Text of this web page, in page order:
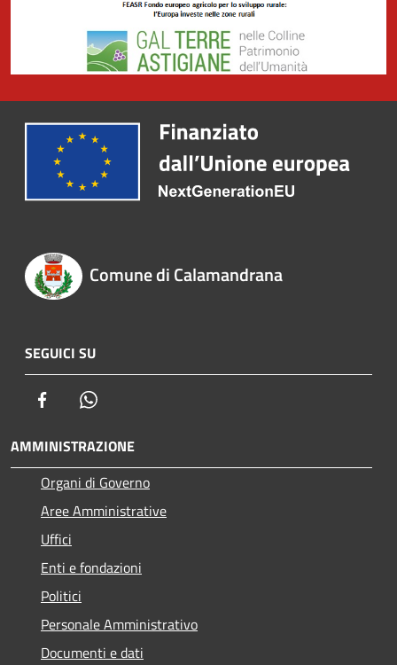
Comune di Calamandrana
SEGUICI SU
Facebook
AMMINISTRAZIONE
Organi di Governo
Aree Amministrative
Uffici
Enti e fondazioni
Politici
Personale Amministrativo
Documenti e dati